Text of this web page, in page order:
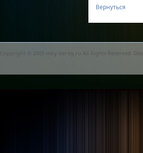
Вернуться
Copyright © 2005 moy-bereg.ru All Rights Reserved.